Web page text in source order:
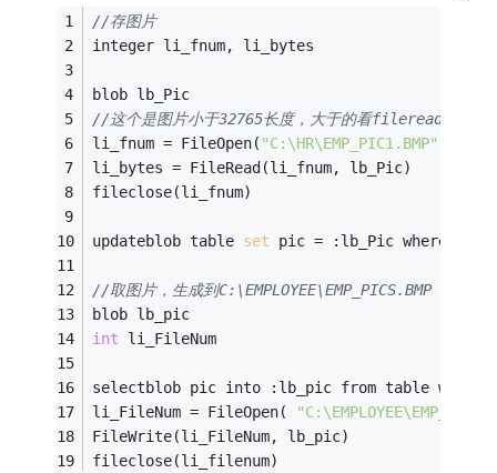
//存图片
integer li_fnum, li_bytes
blob lb_Pic
//这个是图片小于32765长度，大于的看fileread函数帮
li_fnum = FileOpen( "C:\HR\EMP_PIC1.BMP"
li_bytes = FileRead(li_fnum, lb_Pic)
fileclose(li_fnum)
updateblob table set pic = :lb_Pic where id
//取图片，生成到C:\EMPLOYEE\EMP_PICS.BMP
blob lb_pic
int li_FileNum
selectblob pic into :lb_pic from table
li_FileNum = FileOpen(
FileWrite(li_FileNum, lb_pic)
fileclose(li_filenum)